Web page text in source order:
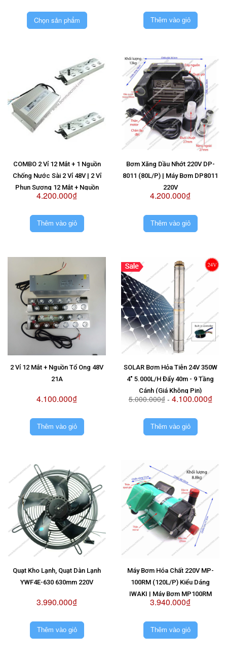
Chọn sản phẩm Thêm vào giỏ
COMBO 2 Vỉ 12 Mắt + 1 Nguồn
Chống Nước Sài 2 Vỉ 48V | 2 Vỉ
Phun Sương 12 Mắt + Nguồn
Chống Nước Sài 2 Vỉ 48V
4.200.000₫
Thêm vào giỏ
Bơm Xăng Dầu Nhớt 220V DP-
8011 (80L/P) | Máy Bơm DP8011
220V
4.200.000₫
Thêm vào giỏ
2 Vỉ 12 Mắt + Nguồn Tổ Ong 48V
21A
4.100.000₫
Thêm vào giỏ
SOLAR Bơm Hỏa Tiễn 24V 350W
4" 5.000L/H Đẩy 40m - 9 Tầng
Cánh (Giá Không Pin)
5.000.000₫- 4.100.000₫
Thêm vào giỏ
Quạt Kho Lạnh, Quạt Dàn Lạnh
YWF4E-630 630mm 220V
3.990.000₫
Thêm vào giỏ
Máy Bơm Hóa Chất 220V MP-
100RM (120L/P) Kiểu Dáng
IWAKI | Máy Bơm MP100RM
220V
3.940.000₫
Thêm vào giỏ